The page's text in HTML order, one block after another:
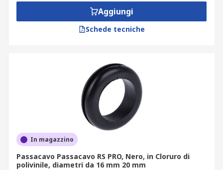
Aggiungi
Schede tecniche
In magazzino
Passacavo Passacavo RS PRO, Nero, in Cloruro di
polivinile, diametri da 16 mm 20 mm